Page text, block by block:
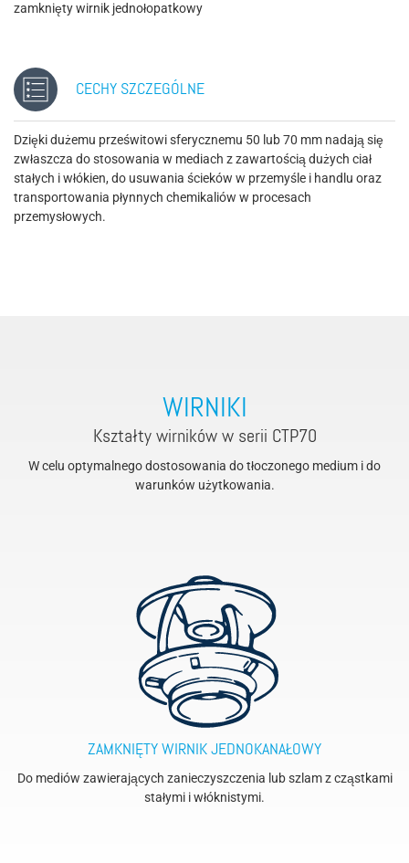
zamknięty wirnik jednołopatkowy
CECHY SZCZEGÓLNE
Dzięki dużemu prześwitowi sferycznemu 50 lub 70 mm nadają się
zwłaszcza do stosowania w mediach z zawartością dużych ciał
stałych i włókien, do usuwania ścieków w przemyśle i handlu oraz
transportowania płynnych chemikaliów w procesach
przemysłowych.
WIRNIKI
Kształty wirników w serii CTP70
W celu optymalnego dostosowania do tłoczonego medium i do
warunków użytkowania.
ZAMKNIĘTY WIRNIK JEDNOKANAŁOWY
Do mediów zawierających zanieczyszczenia lub szlam z cząstkami
stałymi i włóknistymi.